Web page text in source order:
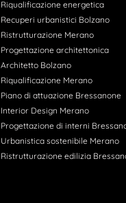
Riqualificazione energetica
Recuperi urbanistici Bolzano
Ristrutturazione Merano
Progettazione architettonica
Architetto Bolzano
Riqualificazione Merano
Piano di attuazione Bressanone
Interior Design Merano
Progettazione di interni
Urbanistica sostenibile Merano
Ristrutturazione edilizia